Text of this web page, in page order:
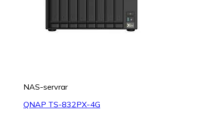
NAS-servrar
QNAP TS-832PX-4G